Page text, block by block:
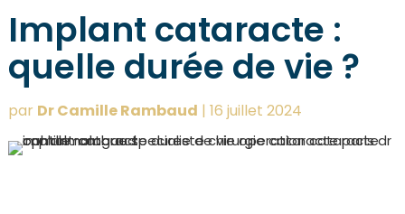
Implant cataracte :
quelle durée de vie ?
par Dr Camille Rambaud | 16 juillet 2024